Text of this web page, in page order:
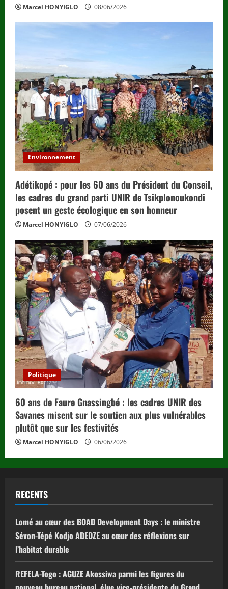
Marcel HONYIGLO 08/06/2026
Environnement
Adétikopé : pour les 60 ans du Président du Conseil,
les cadres du grand parti UNIR de Tsikplonoukondi
posent un geste écologique en son honneur
Marcel HONYIGLO 07/06/2026
Politique
60 ans de Faure Gnassingbé : les cadres UNIR des
Savanes misent sur le soutien aux plus vulnérables
plutôt que sur les festivités
Marcel HONYIGLO 06/06/2026
RECENTS
Lomé au cœur des BOAD Development Days : le ministre
Sévon-Tépé Kodjo ADEDZE au cœur des réflexions sur
l’habitat durable
REFELA-Togo : AGUZE Akossiwa parmi les figures du